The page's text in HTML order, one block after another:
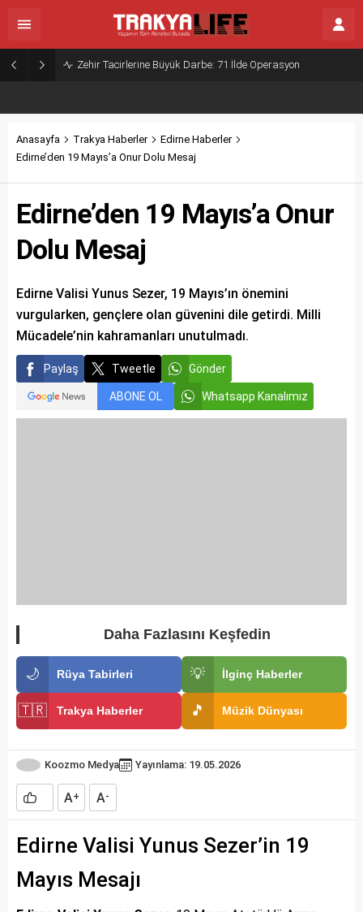
Zehir Tacirlerine Büyük Darbe: 71 İlde Operasyon
Anasayfa Trakya Haberler
Edirne Haberler
Edirne’den 19 Mayıs’a Onur Dolu Mesaj
Edirne’den 19 Mayıs’a Onur
Dolu Mesaj
Edirne Valisi Yunus Sezer, 19 Mayıs’ın önemini
vurgularken, gençlere olan güvenini dile getirdi. Milli
Mücadele’nin kahramanları unutulmadı.
Paylaş Tweetle Gönder
ABONE OL Whatsapp Kanalımız
Daha Fazlasını Keşfedin
🌙 Rüya Tabirleri 💡 İlginç Haberler
🇹🇷 Trakya Haberler 🎵 Müzik Dünyası
Koozmo Medya Yayınlama: 19.05.2026
A+ A-
Edirne Valisi Yunus Sezer’in 19
Mayıs Mesajı